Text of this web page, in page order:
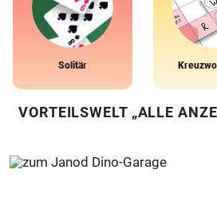
Solitär
VORTEILSWELT „ALLE